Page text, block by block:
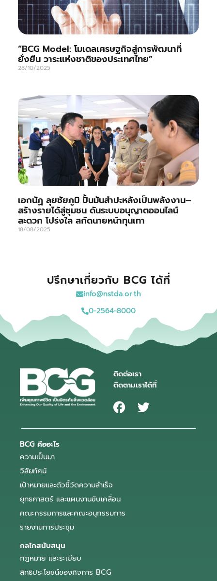
“BCG Model: โมเดลเศรษฐกิจสู่การพัฒนาที่
ยั่งยืน วาระแห่งชาติของประเทศไทย”
28/10/2025
เอกนัฏ ลุยชัยภูมิ ปั้นมันสำปะหลังเป็นพลังงาน–
สร้างรายได้สู่ชุมชน ดันระบบอนุญาตออนไลน์
สะดวก โปร่งใส สกัดนายหน้าทุนเทา
18/08/2025
ปรึกษาเกี่ยวกับ BCG ได้ที่
info@nstda.or.th
0-2564-8000
ติดต่อเรา
ติดตามเราได้ที่
BCG คืออะไร
ความเป็นมา
วิสัยทัศน์
เป้าหมายและตัวชี้วัดความสำเร็จ
ยุทธศาสตร์ และแผนงานขับเคลื่อน
คณะกรรมการและคณะอนุกรรมการ
รายงานการประชุม
กลไกสนับสนุน
กฎหมาย และระเบียบ
สิทธิประโยชน์ของกิจการ BCG